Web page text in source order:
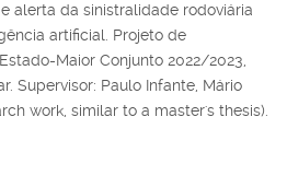
alerta da sinistralidade rodoviária
artificial. Projeto de
Maior Conjunto 2022/2023,
Supervisor: Paulo Infante, Mário
work, similar to a master's thesis).